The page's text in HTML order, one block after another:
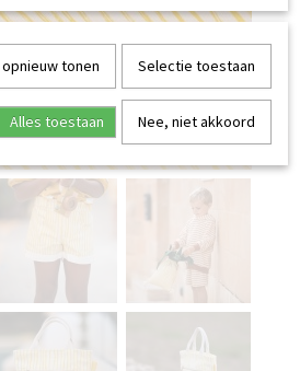
tonen Selectie toestaan
Alles toestaan Nee, niet akkoord